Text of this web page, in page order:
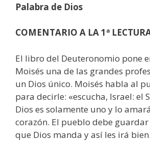
Palabra de Dios
COMENTARIO A LA 1ª
El libro del Deuteronomio pone
Moisés una de las grandes
un Dios único. Moisés habla al
para decirle: «escucha, Israel: el
Dios es solamente uno y lo
corazón. El pueblo debe
que Dios manda y así les irá bien.